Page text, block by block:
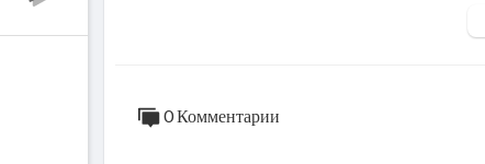
0 Комментарии